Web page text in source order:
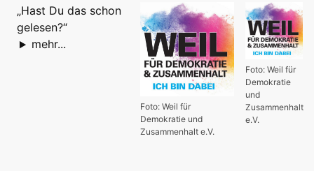
Foto: Weil für
Demokratie
und
Zusammenhalt
e.V.
Foto: Weil für
Demokratie und
Zusammenhalt e.V.
„Hast Du das schon
gelesen?“
mehr...